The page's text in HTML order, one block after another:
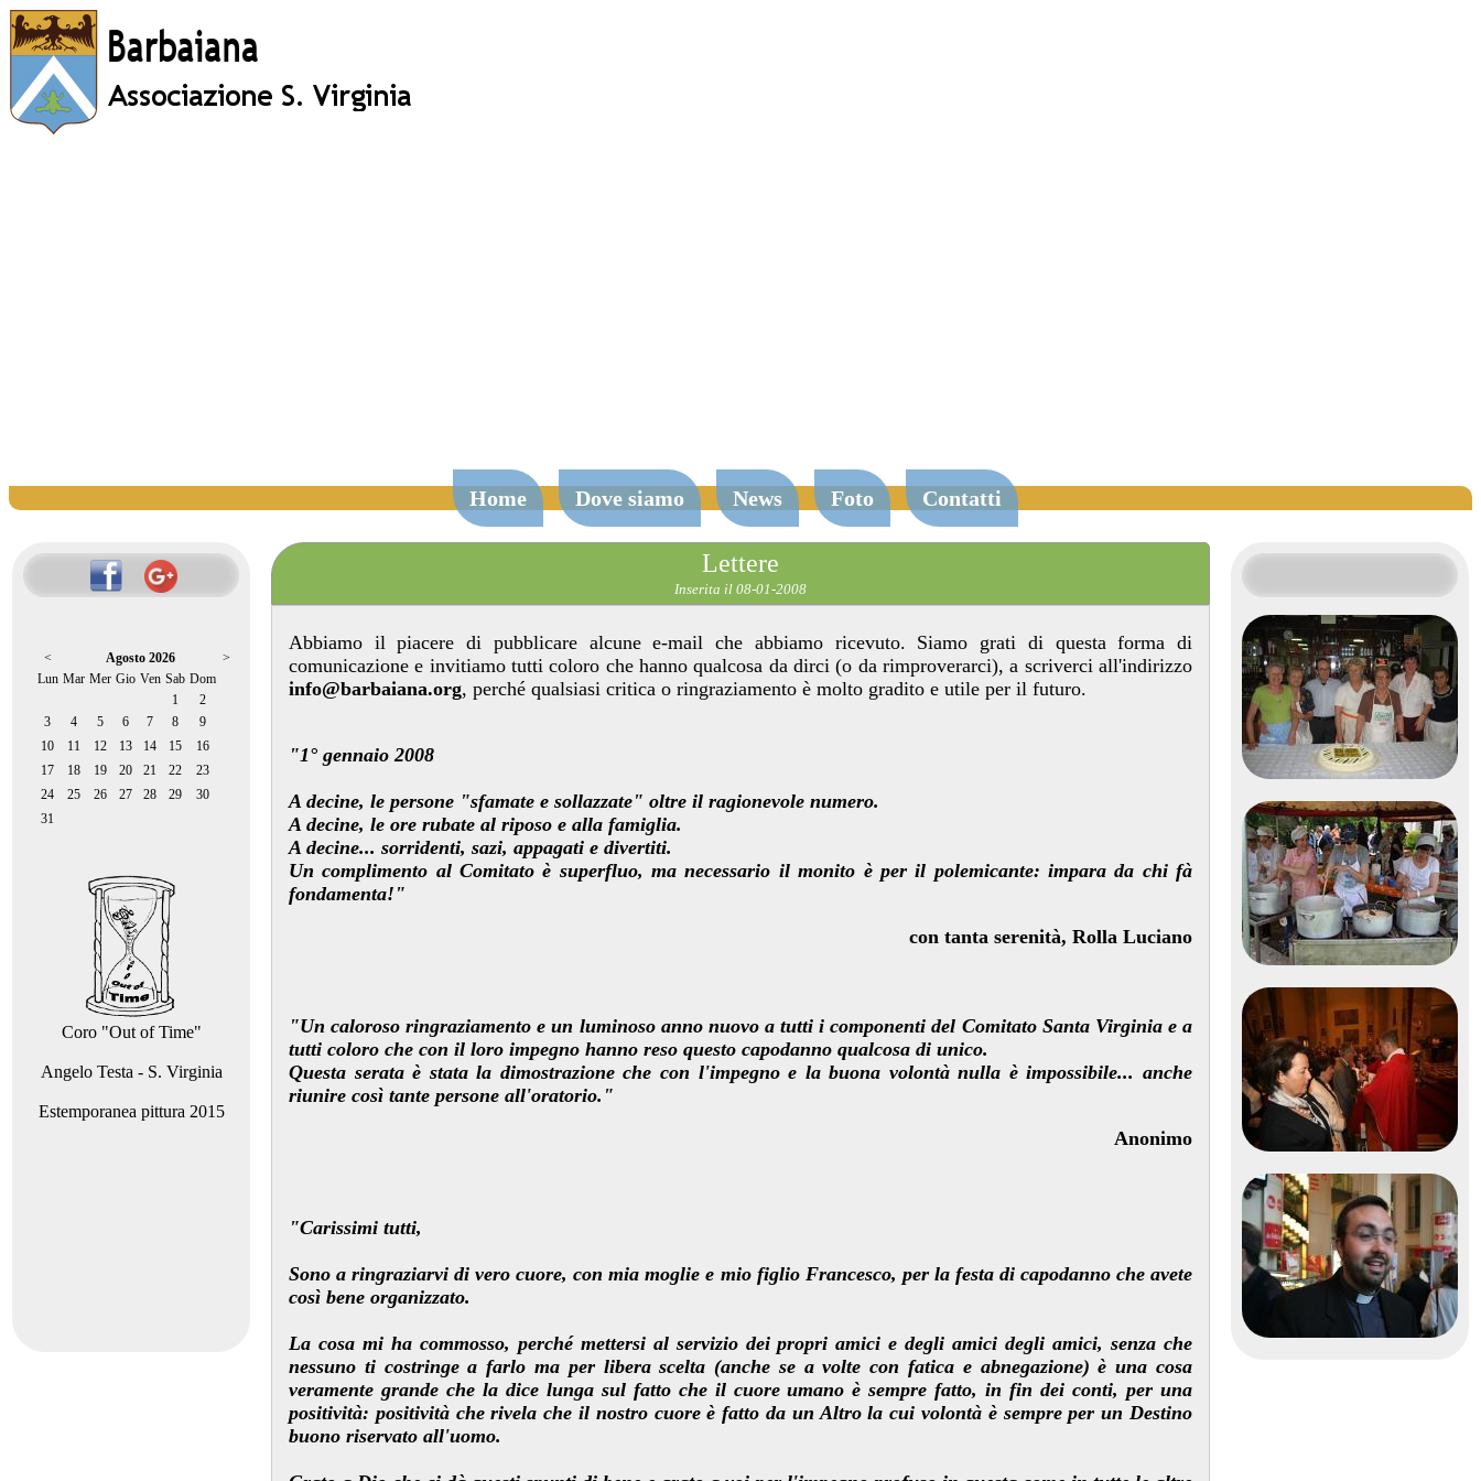
Home Dove siamo News Foto Contatti
< Agosto 2026
>
Lun Mar Mer Gio Ven Sab Dom
1
2
3
4 5 6 7 8
9
10
11 12 13 14 15
16
17
18 19 20 21 22
23
24
25 26 27 28 29
30
31
Coro "Out of Time"
Angelo Testa - S. Virginia
Estemporanea pittura 2015
Lettere
Inserita il 08-01-2008
Abbiamo il piacere di pubblicare alcune e-mail che abbiamo ricevuto. Siamo grati di questa forma di
comunicazione e invitiamo tutti coloro che hanno qualcosa da dirci (o da rimproverarci), a scriverci all'indirizzo
info@barbaiana.org, perché qualsiasi critica o ringraziamento è molto gradito e utile per il futuro.
"1° gennaio 2008
A decine, le persone "sfamate e sollazzate" oltre il ragionevole numero.
A decine, le ore rubate al riposo e alla famiglia.
A decine... sorridenti, sazi, appagati e divertiti.
Un complimento al Comitato è superfluo, ma necessario il monito è per il polemicante: impara da chi fà
fondamenta!"
con tanta serenità, Rolla Luciano
"Un caloroso ringraziamento e un luminoso anno nuovo a tutti i componenti del Comitato Santa Virginia e a
tutti coloro che con il loro impegno hanno reso questo capodanno qualcosa di unico.
Questa serata è stata la dimostrazione che con l'impegno e la buona volontà nulla è impossibile... anche
riunire così tante persone all'oratorio."
Anonimo
"Carissimi tutti,
Sono a ringraziarvi di vero cuore, con mia moglie e mio figlio Francesco, per la festa di capodanno che avete
così bene organizzato.
La cosa mi ha commosso, perché mettersi al servizio dei propri amici e degli amici degli amici, senza che
nessuno ti costringe a farlo ma per libera scelta (anche se a volte con fatica e abnegazione) è una cosa
veramente grande che la dice lunga sul fatto che il cuore umano è sempre fatto, in fin dei conti, per una
positività: positività che rivela che il nostro cuore è fatto da un Altro la cui volontà è sempre per un Destino
buono riservato all'uomo.